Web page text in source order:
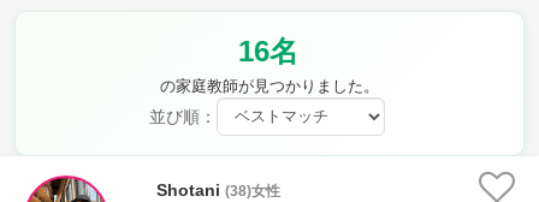
16名
の家庭教師が見つかりました。
並び順：
Shotani (38)女性
時給：¥1,000 ～ ¥10,000